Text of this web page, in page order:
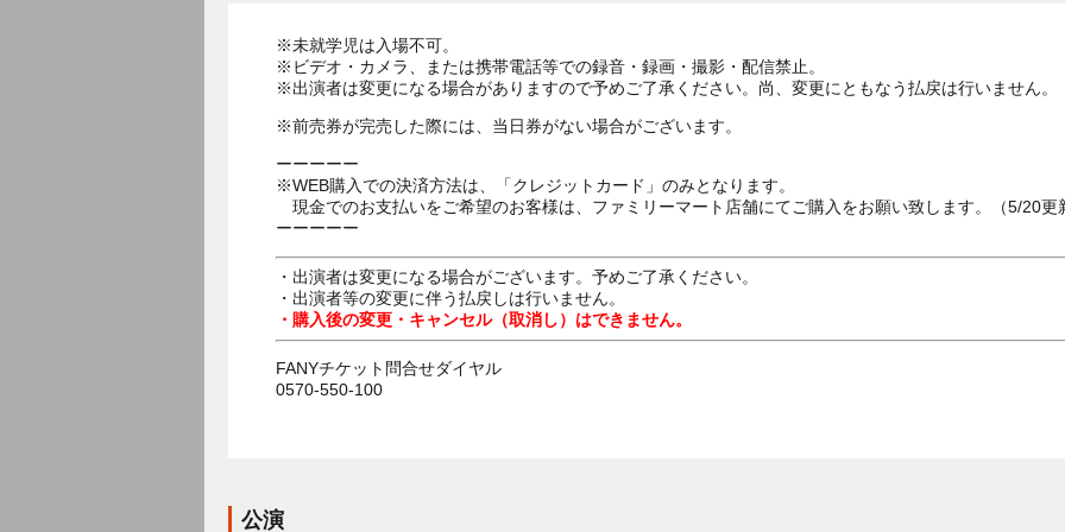
※未就学児は入場不可。
※ビデオ・カメラ、または携帯電話等での録音・録画・撮影・配信禁止。
※出演者は変更になる場合がありますので予めご了承ください。尚、変更にともなう払戻は行いません。
※前売券が完売した際には、当日券がない場合がございます。
ーーーーー
※WEB購入での決済方法は、「クレジットカード」のみとなります。
現金でのお支払いをご希望のお客様は、ファミリーマート店舗にてご購入をお願い致します。（5/20更
ーーーーー
・出演者は変更になる場合がございます。予めご了承ください。
・出演者等の変更に伴う払戻しは行いません。
・購入後の変更・キャンセル（取消し）はできません。
FANYチケット問合せダイヤル
0570-550-100
公演